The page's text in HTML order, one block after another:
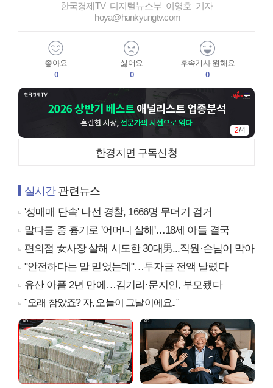
한국경제TV 디지털뉴스부 이영호 기자
hoya@hankyungtv.com
좋아요
0
싫어요
0
후속기사 원해요
0
3/4
한경지면 구독신청
실시간관련뉴스
'성매매 단속' 나선 경찰, 1666명 무더기 검거
말다툼 중 흉기로 '어머니 살해'…18세 아들 결국
편의점 女사장 살해 시도한 30대男...직원·손님이 막아
"안전하다는 말 믿었는데"…투자금 전액 날렸다
유산 아픔 2년 만에…김기리·문지인, 부모됐다
"오래 참았죠? 자, 오늘이 그날이에요.."